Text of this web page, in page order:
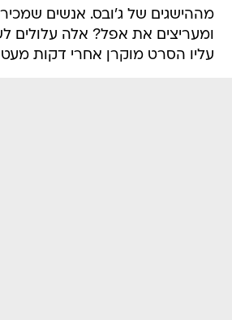
מההישגים של ג'ובס. אנשים
ומעריצים את אפל? אלה עלולים
עליו הסרט מוקרן אחרי דקות